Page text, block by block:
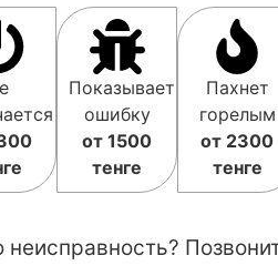
Показывает
ошибку
от 1500
тенге
Пахнет
горелым
от 2300
тенге